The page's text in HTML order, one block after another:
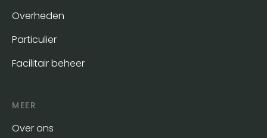
Overheden
Particulier
Facilitair beheer
MEER
Over ons